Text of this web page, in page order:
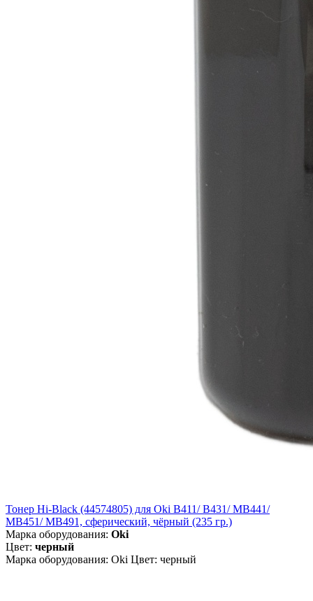
Тонер Hi-Black (44574805) для Oki B411/ B431/ MB441/
MB451/ MB491, сферический, чёрный (235 гр.)
Марка оборудования: Oki
Цвет: черный
Марка оборудования: Oki Цвет: черный